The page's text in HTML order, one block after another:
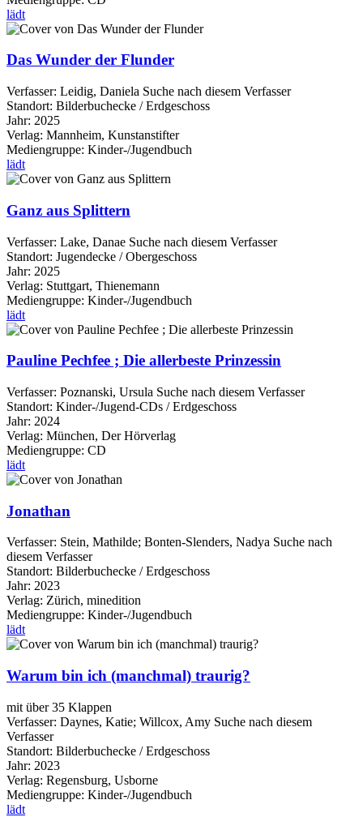
lädt
Das Wunder der Flunder
Verfasser: Leidig, Daniela Suche nach diesem Verfasser
Standort: Bilderbuchecke / Erdgeschoss
Jahr: 2025
Verlag: Mannheim, Kunstanstifter
Mediengruppe: Kinder-/Jugendbuch
lädt
Ganz aus Splittern
Verfasser: Lake, Danae Suche nach diesem Verfasser
Standort: Jugendecke / Obergeschoss
Jahr: 2025
Verlag: Stuttgart, Thienemann
Mediengruppe: Kinder-/Jugendbuch
lädt
Pauline Pechfee ; Die allerbeste Prinzessin
Verfasser: Poznanski, Ursula Suche nach diesem Verfasser
Standort: Kinder-/Jugend-CDs / Erdgeschoss
Jahr: 2024
Verlag: München, Der Hörverlag
Mediengruppe: CD
lädt
Jonathan
Verfasser: Stein, Mathilde; Bonten-Slenders, Nadya Suche nach
diesem Verfasser
Standort: Bilderbuchecke / Erdgeschoss
Jahr: 2023
Verlag: Zürich, minedition
Mediengruppe: Kinder-/Jugendbuch
lädt
Warum bin ich (manchmal) traurig?
mit über 35 Klappen
Verfasser: Daynes, Katie; Willcox, Amy Suche nach diesem
Verfasser
Standort: Bilderbuchecke / Erdgeschoss
Jahr: 2023
Verlag: Regensburg, Usborne
Mediengruppe: Kinder-/Jugendbuch
lädt